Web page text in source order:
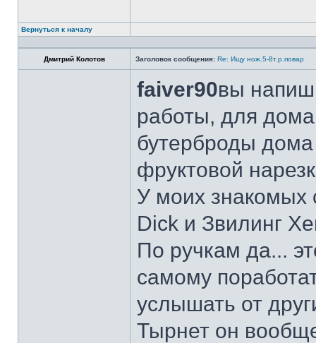
Вернуться к началу
Дмитрий Колотов Заголовок сообщения: Re: Ищу нож.5-8т.р.повар
faiver90вы
работы, для
бутерброды дома
фруктовой
У моих знакомых
Dick и Звилинг
По ручкам да...
самому
услышать от
Тырнет он